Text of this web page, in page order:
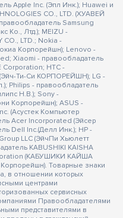
Apple Inc. (Эпл Инк.); Huawei и
CO., LTD. (ХУАВЕЙ
Samsung
Ко., Лтд.); MEIZU -
CO., LTD.; Nokia -
Корпорейшн); Lenovo -
Xiaomi - правообладатель
Corporation; HTC -
(Эйч-Ти-Си КОРПОРЕЙШН); LG -
Philips - правообладатель
Н.В.); Sony -
Корпорейшн); ASUS -
(Асустек Компьютер
Acer Incorporated (Эйсер
Dell Inc.(Делл Инк.); HP -
LLC (ЭйчПи Хьюлетт
KABUSHIKI KAISHA
(КАБУШИКИ КАЙША
Товарные знаки
в отношении которых
центрами
сервисных
Правообладателями
представителями в